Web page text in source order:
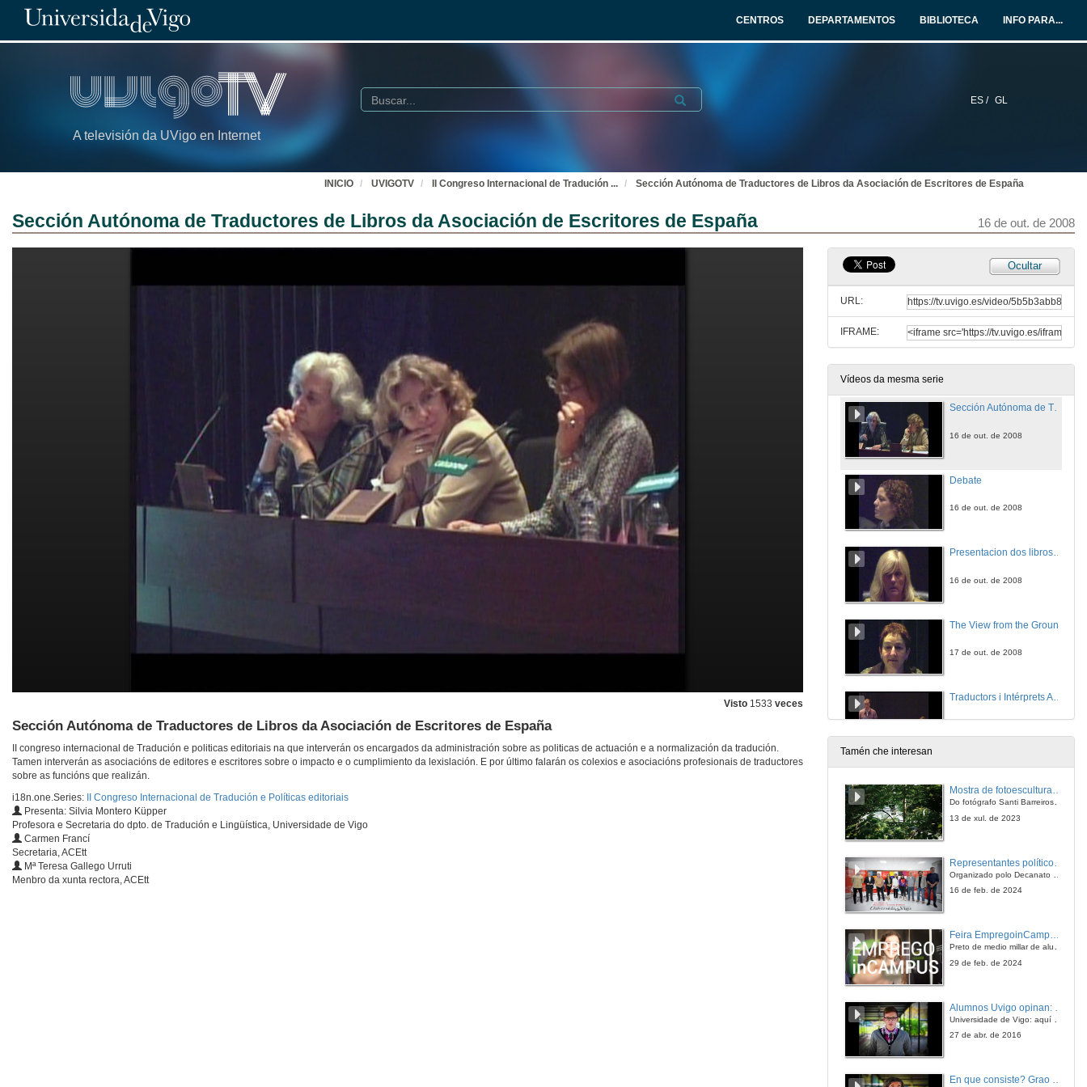
CENTROS DEPARTAMENTOS BIBLIOTECA INFO PARA...
A televisión da UVigo en Internet
ES / GL
Buscar Submit
INICIO UVIGOTV II Congreso Internacional de Tradución ... Sección Autónoma de Traductores de Libros da Asociación de Escritores de España
Sección Autónoma de Traductores de Libros da Asociación de Escritores de España 16 de out. de 2008
Visto 1533 veces
Sección Autónoma de Traductores de Libros da Asociación de Escritores de España
II congreso internacional de Tradución e politicas editoriais na que interverán os encargados da administración sobre as politicas de actuación e a normalización da tradución.
Tamen interverán as asociacións de editores e escritores sobre o impacto e o cumplimiento da lexislación. E por último falarán os colexios e asociacións profesionais de traductores
sobre as funcións que realizán.
i18n.one.Series:
II Congreso Internacional de Tradución e Políticas editoriais
Presenta: Silvia Montero Küpper
Profesora e Secretaria do dpto. de Tradución e Lingüística, Universidade de Vigo
Carmen Francí
Secretaria, ACEtt
Mª Teresa Gallego Urruti
Menbro da xunta rectora, ACEtt
Ocultar
URL:
IFRAME:
Vídeos da mesma serie
Politicas de tradución da Diputacion Foral de Biscaia
15 de out. de 2008
Translation Center
16 de out. de 2008
Sección Autónoma de Traductores de Libros da Asociación de Escritores de España
16 de out. de 2008
Debate
16 de out. de 2008
Presentacion dos libros de Heidi Kühn-Bode
16 de out. de 2008
The View from the Ground
17 de out. de 2008
Traductors i Intérprets Associats Pro-Col·legi TRIAC
Traducción e políticas editoriaies no País Vasco
17 de out. de 2008
17 de out. de 2008
17 de out. de 2008
17 de out. de 2008
Tamén che interesan
Mostra de fotoesculturas Overtraz
Do fotógrafo Santi Barreiros e o escultor Nito Contreras.
13 de xul. de 2023
Organizado polo Decanato e a Delegación de Alumnado de Dirección e Xestión Pública e coa participación de candidatos de PP, BNG, PSOE, Sumar e Podemos
16 de feb. de 2024
Feira EmpregoinCampus Vigo 2024
Preto de medio millar de alumnas e alumnos buscan coñecer máis de preto as oportunidades que lles achegan as arredor de medio cento de empresas que participan na edición viguesa da feira. Xunto coa visita aos stands, durante a feria desenvólvense varias actividades complementarias, como obradoiros, conversas, mesas redondas ou o pasaporte de empregabilidade, un espazo no que poderán recibir asesoramento sobre o seu CV.
29 de feb. de 2024
Universidade de Vigo: aquí todo é posible
27 de abr. de 2016
En que consiste? Grao en Ciencias da Linguaxe e Estudos Literarios